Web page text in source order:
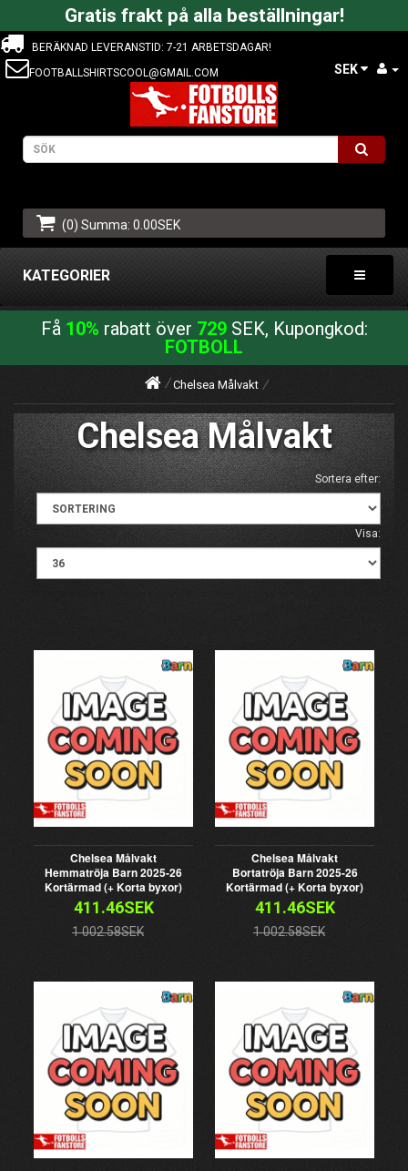
Gratis frakt på alla beställningar!
BERÄKNAD LEVERANSTID: 7-21 ARBETSDAGAR!
FOOTBALLSHIRTSCOOL@GMAIL.COM
SEK
(0) Summa: 0.00SEK
KATEGORIER
Få 10% rabatt över 729SEK, Kupongkod:
FOTBOLL
Chelsea Målvakt
Chelsea Målvakt
Sortera efter:
Visa:
Chelsea Målvakt
Hemmatröja Barn 2025-26
Kortärmad (+ Korta byxor)
411.46SEK
1 002.58SEK
Chelsea Målvakt
Bortatröja Barn 2025-26
Kortärmad (+ Korta byxor)
411.46SEK
1 002.58SEK